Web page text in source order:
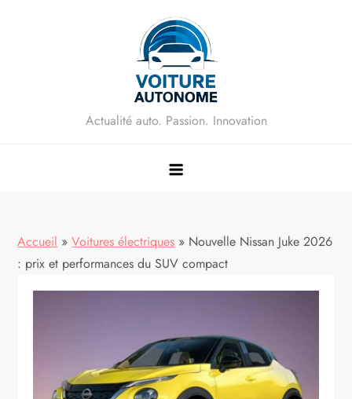
Actualité auto. Passion. Innovation
Accueil » Voitures électriques » Nouvelle Nissan Juke 2026
: prix et performances du SUV compact